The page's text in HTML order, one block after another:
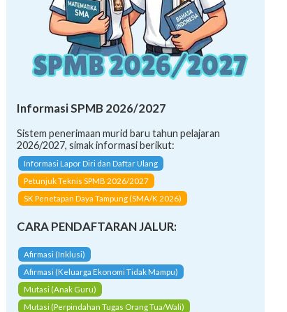
Informasi SPMB 2026/2027
Sistem penerimaan murid baru tahun pelajaran
2026/2027, simak informasi berikut:
Informasi Lapor Diri dan Daftar Ulang
Petunjuk Teknis SPMB 2026/2027
SK Penetapan Daya Tampung (SMA/K 2026)
CARA PENDAFTARAN JALUR:
Afirmasi (Inklusi)
Afirmasi (Keluarga Ekonomi Tidak Mampu)
Mutasi (Anak Guru)
Mutasi (Perpindahan Tugas Orang Tua/Wali)